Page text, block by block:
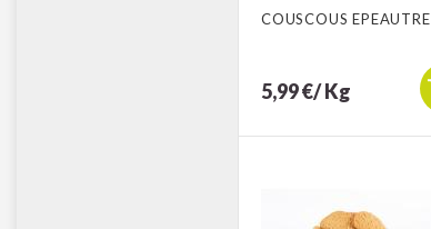
COUSCOUS EPEAUTRE
5,99 €/ Kg